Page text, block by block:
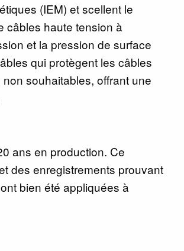
(IEM) et scellent le
câbles haute tension à
et la pression de surface
qui protègent les câbles
souhaitables, offrant une
ans en production. Ce
des enregistrements prouvant
bien été appliquées à